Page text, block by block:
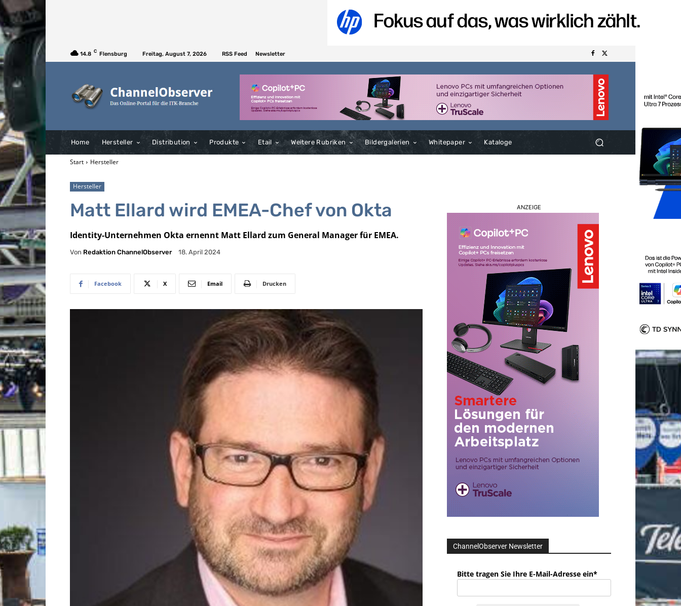
14.8 C Flensburg Freitag, August 7, 2026 RSS Feed Newsletter
Home Hersteller Distribution Produkte Etail Weitere Rubriken Bildergalerien Whitepaper Kataloge
Start Hersteller
Hersteller
Matt Ellard wird EMEA-Chef von Okta
Identity-Unternehmen Okta ernennt Matt Ellard zum General Manager für EMEA.
Von Redaktion ChannelObserver 18. April 2024
Facebook X Email Drucken
ANZEIGE
ChannelObserver Newsletter
Bitte tragen Sie Ihre E-Mail-Adresse ein*